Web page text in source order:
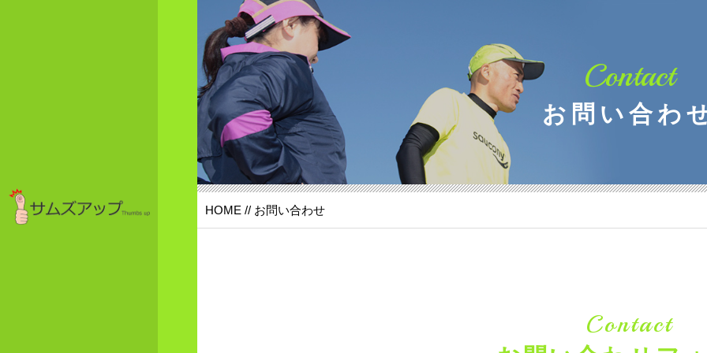
Contact
お問い合わ
HOME // お問い合わせ
Contact